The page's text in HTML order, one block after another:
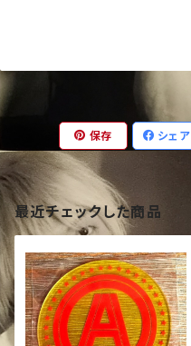
保存 シェア
最近チェックした商品